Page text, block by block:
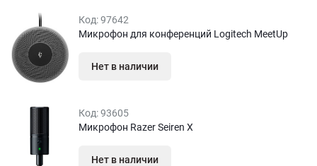
Код:97642
Микрофон для конференций Logitech MeetUp
Нет в наличии
Код:93605
Микрофон Razer Seiren X
Нет в наличии